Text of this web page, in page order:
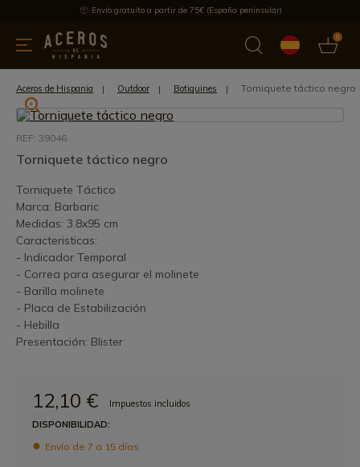
Envío gratuito a partir de 75€ (España peninsular)
0
menaje Ofertas Ultimas novedades Los más vendidos
Aceros de Hispania Outdoor Botiquines Torniquete táctico negro
REF: 39046
Torniquete táctico negro
Torniquete Táctico
Marca: Barbaric
Medidas: 3.8x95 cm
Caracteristicas:
- Indicador Temporal
- Correa para asegurar el molinete
- Barilla molinete
- Placa de Estabilización
- Hebilla
Presentación: Blister
12,10 €
Impuestos incluidos
DISPONIBILIDAD:
Envío de 7 a 15 días